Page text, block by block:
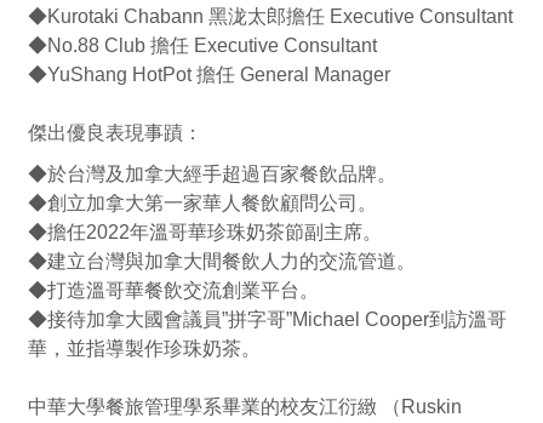
◆Kurotaki Chabann 黑泷太郎擔任 Executive Consultant
◆No.88 Club 擔任 Executive Consultant
◆YuShang HotPot 擔任 General Manager
傑出優良表現事蹟：
◆於台灣及加拿大經手超過百家餐飲品牌。
◆創立加拿大第一家華人餐飲顧問公司。
◆擔任2022年溫哥華珍珠奶茶節副主席。
◆建立台灣與加拿大間餐飲人力的交流管道。
◆打造溫哥華餐飲交流創業平台。
◆接待加拿大國會議員”拼字哥”Michael Cooper到訪溫哥
華，並指導製作珍珠奶茶。
中華大學餐旅管理學系畢業的校友江衍緻 （Ruskin